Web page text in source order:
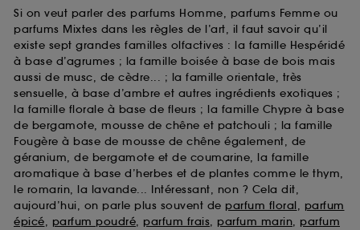
Si on veut parler des parfums Homme, parfums Femme ou
parfums Mixtes dans les règles de l’art, il faut savoir qu’il
existe sept grandes familles olfactives : la famille Hespéridé
à base d’agrumes ; la famille boisée à base de bois mais
aussi de musc, de cèdre... ; la famille orientale, très
sensuelle, à base d’ambre et autres ingrédients exotiques ;
la famille florale à base de fleurs ; la famille Chypre à base
de bergamote, mousse de chêne et patchouli ; la famille
Fougère à base de mousse de chêne également, de
géranium, de bergamote et de coumarine, la famille
aromatique à base d’herbes et de plantes comme le thym,
le romarin, la lavande... Intéressant, non ? Cela dit,
aujourd’hui, on parle plus souvent de parfum floral, parfum
épicé, parfum poudré, parfum frais, parfum marin, parfum